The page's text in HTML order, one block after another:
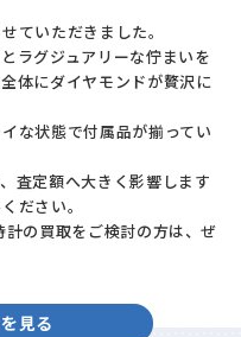
ていただきました。
ラグジュアリーな佇まいを
体にダイヤモンドが贅沢に
な状態で付属品が揃ってい
査定額へ大きく影響します
ださい。
の買取をご検討の方は、ぜ
見る